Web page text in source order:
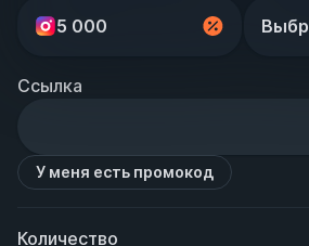
5 000
Ссылка
У меня есть промокод
Количество